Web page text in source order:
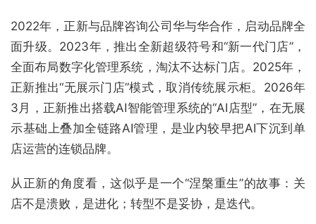
2022年，正新与品牌咨询公司华与华合作，启动品牌全
面升级。2023年，推出全新超级符号和“新一代门店”，
全面布局数字化管理系统，淘汰不达标门店。2025年，
正新推出“无展示门店”模式，取消传统展示柜。2026年
3月，正新推出搭载AI智能管理系统的“AI店型”，在无展
示基础上叠加全链路AI管理，是业内较早把AI下沉到单
店运营的连锁品牌。
从正新的角度看，这似乎是一个“涅槃重生”的故事：关
店不是溃败，是进化；转型不是妥协，是迭代。